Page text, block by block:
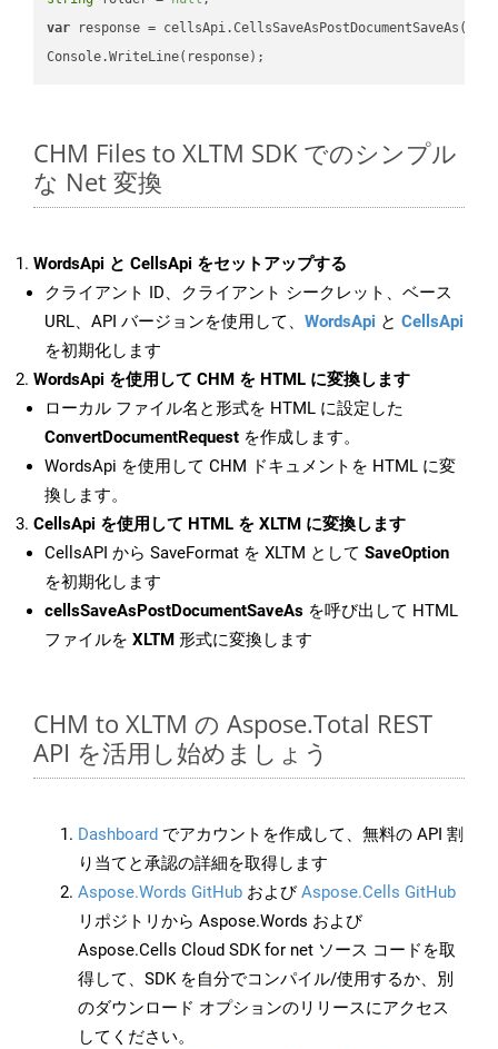
var response =
CHM Files to XLTM SDK でのシンプル
な Net 変換
WordsApi と CellsApi をセットアップする
クライアント ID、クライアント シークレット、ベース
URL、API バージョンを使用して、 WordsApi と CellsApi
を初期化します
WordsApi を使用して CHM を HTML に変換します
ローカル ファイル名と形式を HTML に設定した
ConvertDocumentRequest を作成します。
WordsApi を使用して CHM ドキュメントを HTML に変
換します。
CellsApi を使用して HTML を XLTM に変換します
CellsAPI から SaveFormat を XLTM として SaveOption
を初期化します
cellsSaveAsPostDocumentSaveAs を呼び出して HTML
ファイルを XLTM 形式に変換します
CHM to XLTM の Aspose.Total REST
API を活用し始めましょう
Dashboard でアカウントを作成して、無料の API 割
り当てと承認の詳細を取得します
Aspose.Words GitHub およびAspose.Cells GitHub
リポジトリから Aspose.Words および
Aspose.Cells Cloud SDK for net ソース コードを取
得して、SDK を自分でコンパイル/使用するか、別
のダウンロード オプションのリリースにアクセス
してください。